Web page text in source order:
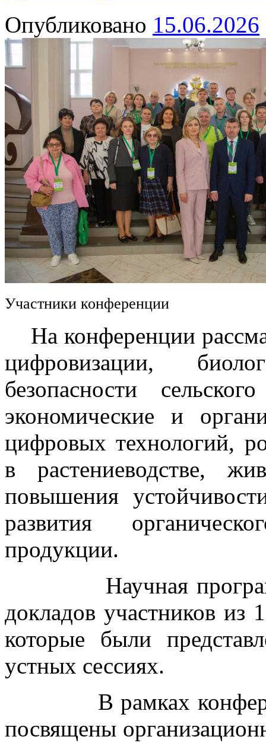
Опубликовано 15.06.2026
Участники конференции
На конференции
цифровизации,
безопасности
экономические и
цифровых технологий,
в растениеводстве,
повышения
развития
продукции.
Научная программа
докладов участников из
которые были
устных сессиях.
В рамках
посвящены